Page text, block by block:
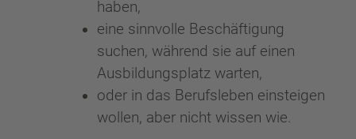
haben,
eine sinnvolle Beschäftigung
suchen, während sie auf einen
Ausbildungsplatz warten,
oder in das Berufsleben einsteigen
wollen, aber nicht wissen wie.